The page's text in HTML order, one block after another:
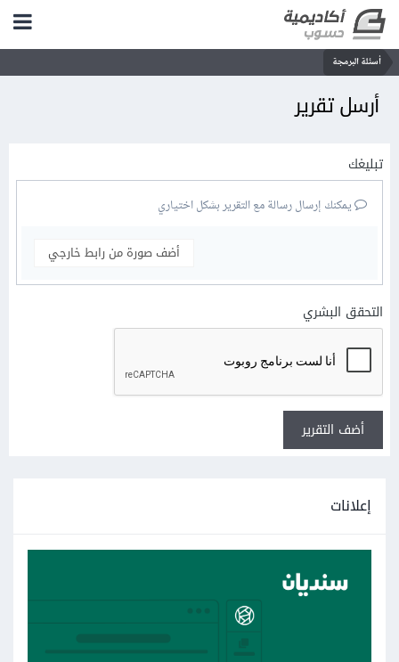
أسئلة البرمجة
أرسل تقرير
تبليغك
يمكنك إرسال رسالة مع التقرير بشكل اختياري
أضف صورة من رابط خارجي
التحقق البشري
أضف التقرير
إعلانات